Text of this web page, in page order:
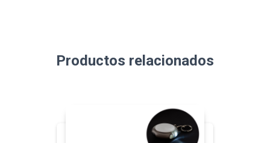
Productos relacionados